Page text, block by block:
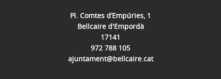
Pl. Comtes d’Empúries, 1
Bellcaire d'Empordà
17141
972 788 105
ajuntament@bellcaire.cat